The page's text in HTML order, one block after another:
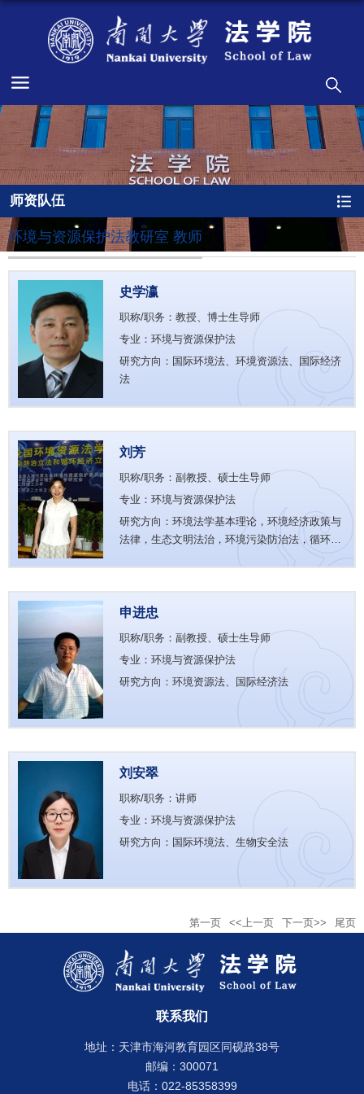
师资队伍
环境与资源保护法教研室 教师
史学瀛
职称/职务：教授、博士生导师
专业：环境与资源保护法
研究方向：国际环境法、环境资源法、国际经济
法
刘芳
职称/职务：副教授、硕士生导师
专业：环境与资源保护法
研究方向：环境法学基本理论，环境经济政策与
法律，生态文明法治，环境污染防治法，循环经
申进忠
职称/职务：副教授、硕士生导师
专业：环境与资源保护法
研究方向：环境资源法、国际经济法
刘安翠
职称/职务：讲师
专业：环境与资源保护法
研究方向：国际环境法、生物安全法
第一页 <<上一页 下一页>> 尾页
联系我们
地址：天津市海河教育园区同砚路38号
邮编：300071
电话：022-85358399